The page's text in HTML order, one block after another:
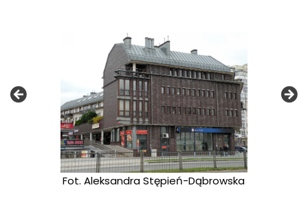
Fot. Aleksandra Stępień-Dąbrowska